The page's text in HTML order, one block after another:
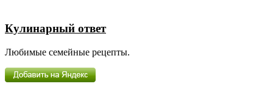
Кулинарный ответ
Любимые семейные рецепты.